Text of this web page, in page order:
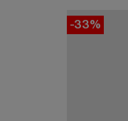
-33%